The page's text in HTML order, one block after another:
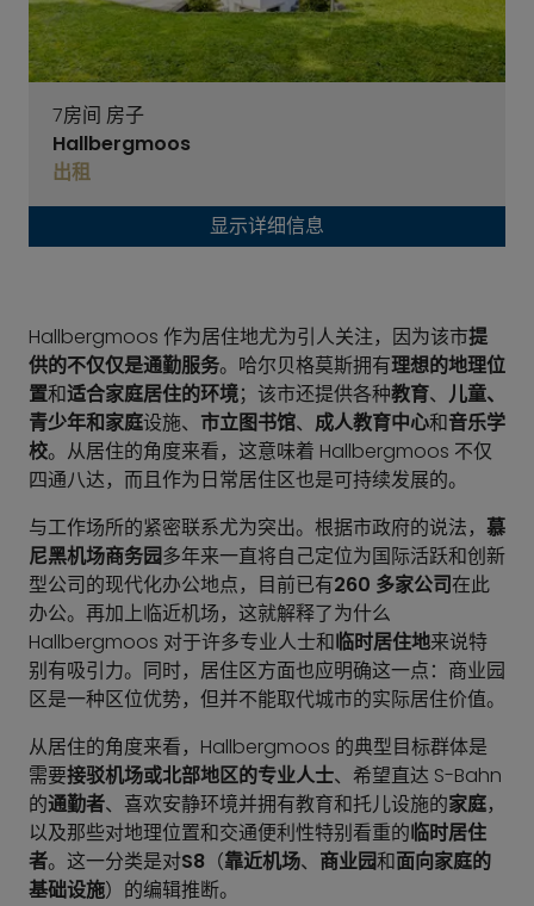
7房间 房子
Hallbergmoos
出租
显示详细信息
Hallbergmoos 作为居住地尤为引人关注，因为该市提
供的不仅仅是通勤服务。哈尔贝格莫斯拥有理想的地理位
置和适合家庭居住的环境；该市还提供各种教育、 儿童、
青少年和家庭设施、 市立图书馆、 成人教育中心和音乐学
校。从居住的角度来看，这意味着 Hallbergmoos 不仅
四通八达，而且作为日常居住区也是可持续发展的。
与工作场所的紧密联系尤为突出。根据市政府的说法， 慕
尼黑机场商务园多年来一直将自己定位为国际活跃和创新
型公司的现代化办公地点，目前已有260 多家公司在此
办公。再加上临近机场，这就解释了为什么
Hallbergmoos 对于许多专业人士和临时居住地来说特
别有吸引力。同时，居住区方面也应明确这一点：商业园
区是一种区位优势，但并不能取代城市的实际居住价值。
从居住的角度来看，Hallbergmoos 的典型目标群体是
需要接驳机场或北部地区的专业人士、希望直达 S-Bahn
的通勤者、喜欢安静环境并拥有教育和托儿设施的家庭，
以及那些对地理位置和交通便利性特别看重的临时居住
者。这一分类是对S8 （靠近机场、 商业园和面向家庭的
基础设施）的编辑推断。